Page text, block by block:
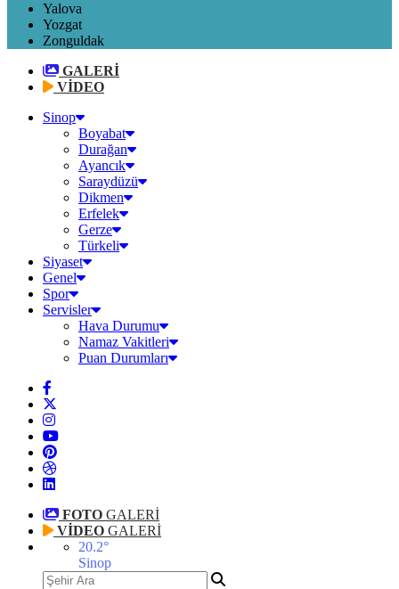
Yalova
Yozgat
Zonguldak
GALERİ
VİDEO
Sinop
Boyabat
Durağan
Ayancık
Saraydüzü
Dikmen
Erfelek
Gerze
Türkeli
Siyaset
Genel
Spor
Servisler
Hava Durumu
Namaz Vakitleri
Puan Durumları
FOTO GALERİ
VİDEO GALERİ
20.2°
Sinop